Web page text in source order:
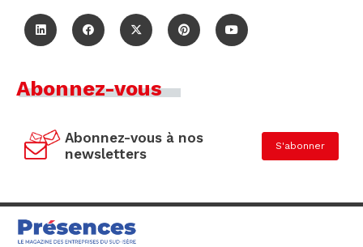
Abonnez-vous
Abonnez-vous à nos
newsletters
S'abonner